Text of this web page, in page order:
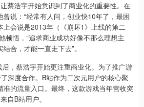
蔡浩宇开始意识到了商业化的重要性。在
说：“经常有人问，创业快10年了，最困
上会说是2013年（《崩坏1》上线的第二
顿悟，“追求商业成功好像不那么理想主
合，才能一直走下去”。
，蔡浩宇开始更注重商业化。为了推广游
深度合作。B站作为二次元用户的核心聚
准的流量入口。最终，这款游戏当年营收突
自B站用户。